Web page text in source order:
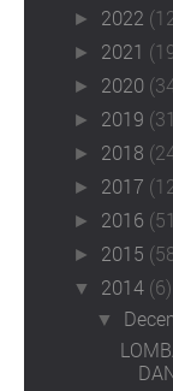
► 2022
► 2021
► 2020
► 2019
► 2018
► 2017
► 2016
► 2015
▼ 2014 (6)
▼